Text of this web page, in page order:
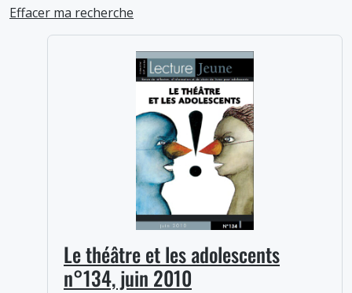
Effacer ma recherche
Le théâtre et les adolescents
n°134, juin 2010